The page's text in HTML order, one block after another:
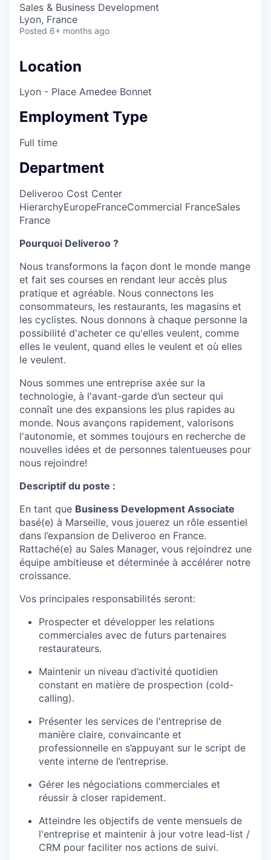
Sales & Business Development
Lyon, France
Posted 6+ months ago
Location
Lyon - Place Amedee Bonnet
Employment Type
Full time
Department
Deliveroo Cost Center
HierarchyEuropeFranceCommercial FranceSales
France
Pourquoi Deliveroo ?
Nous transformons la façon dont le monde mange
et fait ses courses en rendant leur accès plus
pratique et agréable. Nous connectons les
consommateurs, les restaurants, les magasins et
les cyclistes. Nous donnons à chaque personne la
possibilité d'acheter ce qu'elles veulent, comme
elles le veulent, quand elles le veulent et où elles
le veulent.
Nous sommes une entreprise axée sur la
technologie, à l'avant-garde d’un secteur qui
connaît une des expansions les plus rapides au
monde. Nous avançons rapidement, valorisons
l'autonomie, et sommes toujours en recherche de
nouvelles idées et de personnes talentueuses pour
nous rejoindre!
Descriptif du poste :
En tant que Business Development Associate
basé(e) à Marseille, vous jouerez un rôle essentiel
dans l’expansion de Deliveroo en France.
Rattaché(e) au Sales Manager, vous rejoindrez une
équipe ambitieuse et déterminée à accélérer notre
croissance.
Vos principales responsabilités seront:
Prospecter et développer les relations
commerciales avec de futurs partenaires
restaurateurs.
Maintenir un niveau d’activité quotidien
constant en matière de prospection (cold-
calling).
Présenter les services de l'entreprise de
manière claire, convaincante et
professionnelle en s’appuyant sur le script de
vente interne de l’entreprise.
Gérer les négociations commerciales et
réussir à closer rapidement.
Atteindre les objectifs de vente mensuels de
l'entreprise et maintenir à jour votre lead-list /
CRM pour faciliter nos actions de suivi.